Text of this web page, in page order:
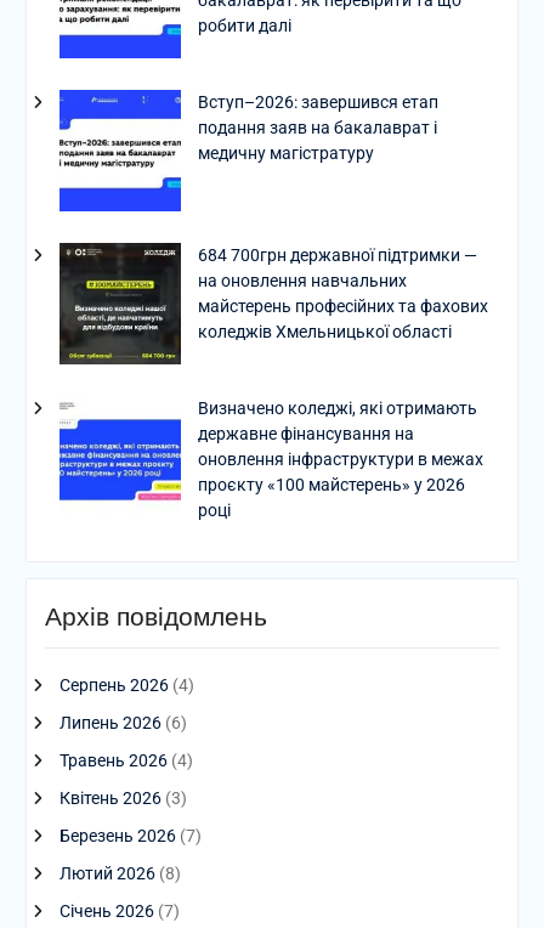
робити далі
Вступ–2026: завершився етап
подання заяв на бакалаврат і
медичну магістратуру
684 700грн державної підтримки —
на оновлення навчальних
майстерень професійних та фахових
коледжів Хмельницької області
Визначено коледжі, які отримають
державне фінансування на
оновлення інфраструктури в межах
проєкту «100 майстерень» у 2026
році
Архів повідомлень
Серпень 2026(4)
Липень 2026(6)
Травень 2026(4)
Квітень 2026(3)
Березень 2026(7)
Лютий 2026(8)
Січень 2026(7)